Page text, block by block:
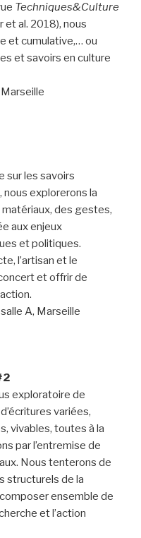
Techniques&Culture
et al. 2018), nous
et cumulative,… ou
et savoirs en culture
sur les savoirs
explorerons la
des gestes,
aux enjeux
et politiques.
l’artisan et le
et offrir de
A, Marseille
exploratoire de
variées,
vivables, toutes à la
par l’entremise de
Nous tenterons de
structurels de la
ensemble de
et l’action